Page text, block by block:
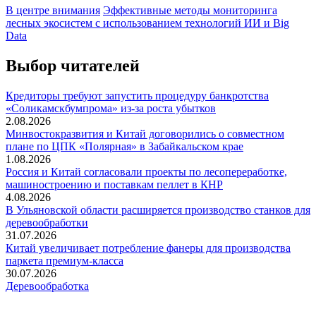
В центре внимания Эффективные методы мониторинга
лесных экосистем с использованием технологий ИИ и Big
Data
Выбор читателей
Кредиторы требуют запустить процедуру банкротства
«Соликамскбумпрома» из-за роста убытков
2.08.2026
Минвостокразвития и Китай договорились о совместном
плане по ЦПК «Полярная» в Забайкальском крае
1.08.2026
Россия и Китай согласовали проекты по лесопереработке,
машиностроению и поставкам пеллет в КНР
4.08.2026
В Ульяновской области расширяется производство станков для
деревообработки
31.07.2026
Китай увеличивает потребление фанеры для производства
паркета премиум-класса
30.07.2026
Деревообработка